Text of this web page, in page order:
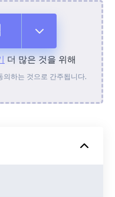
브에서
더 많은 것을 위해
의하는 것으로 간주됩니다.